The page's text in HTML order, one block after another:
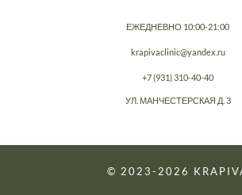
ЕЖЕДНЕВНО 10:00-21:00
krapivaclinic@yandex.ru
+7 (931) 310-40-40
УЛ. МАНЧЕСТЕРСКАЯ Д. 3
© 2023-2026